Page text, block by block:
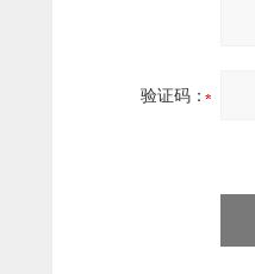
验证码：